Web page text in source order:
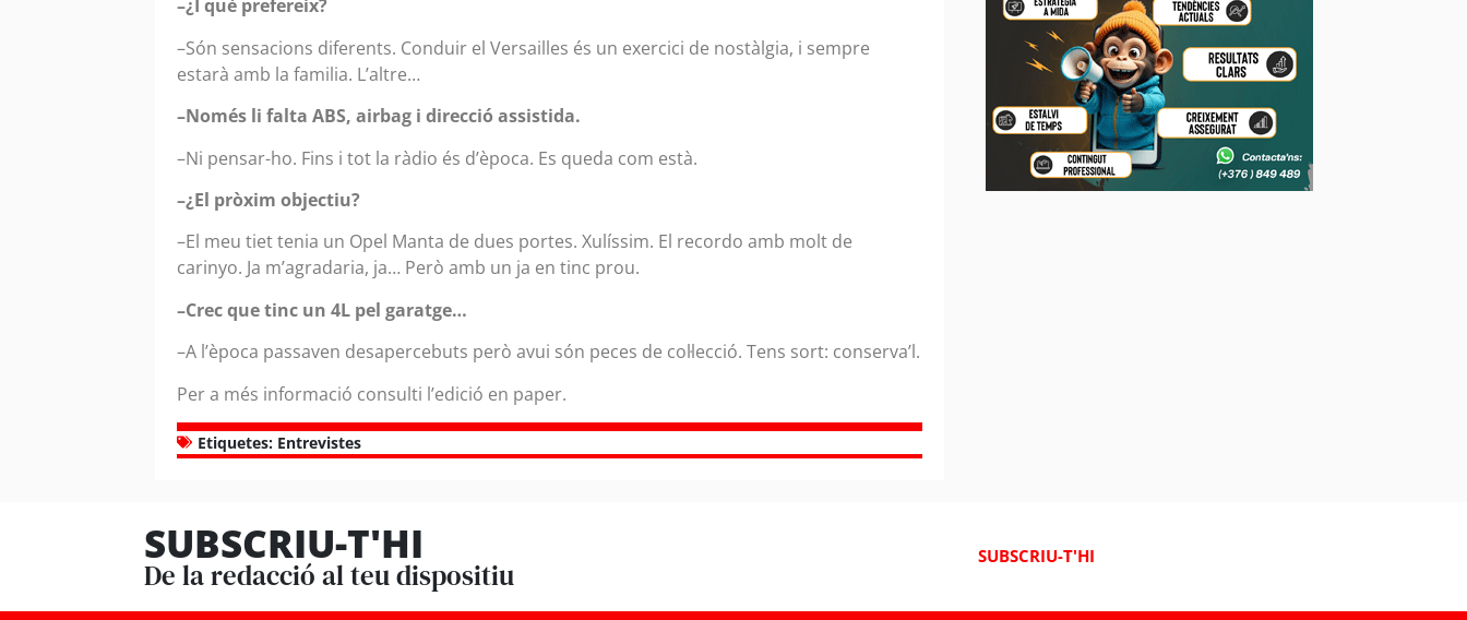
–¿I què prefereix?
–Són sensacions diferents. Conduir el Versailles és un exercici de nostàlgia, i sempre
estarà amb la familia. L’altre…
–Només li falta ABS, airbag i direcció assistida.
–Ni pensar-ho. Fins i tot la ràdio és d’època. Es queda com està.
–¿El pròxim objectiu?
–El meu tiet tenia un Opel Manta de dues portes. Xulíssim. El recordo amb molt de
carinyo. Ja m’agradaria, ja… Però amb un ja en tinc prou.
–Crec que tinc un 4L pel garatge…
–A l’època passaven desapercebuts però avui són peces de col·lecció. Tens sort: conserva’l.
Per a més informació consulti l’edició en paper.
Etiquetes: Entrevistes
SUBSCRIU-T'HI
De la redacció al teu dispositiu
SUBSCRIU-T'HI